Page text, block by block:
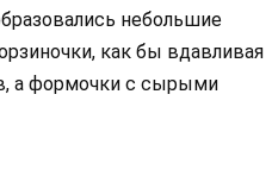
небольшие
как бы вдавливая
а формочки с сырыми